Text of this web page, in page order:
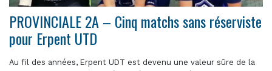
PROVINCIALE 2A – Cinq matchs sans réserviste
pour Erpent UTD
Au fil des années, Erpent UDT est devenu une valeur sûre de la